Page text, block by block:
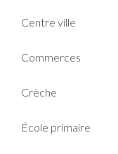
Centre ville
Commerces
Crèche
École primaire